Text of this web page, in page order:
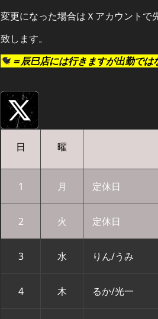
変更になった場合はＸアカウントで
致します。
＝辰巳店には行きますが出勤では
日 曜
1 月 定休日
2 火 定休日
3 水 りん/うみ
4 木 るか/光一